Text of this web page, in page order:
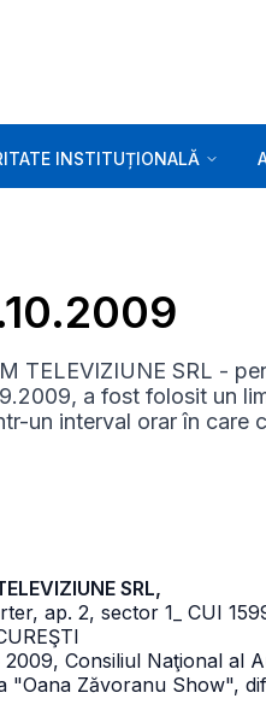
INSTITUȚIONALĂ
TELEVIZIUNE SRL -
a fost folosit un
un interval orar în care
SRL,
ap. 2, sector 1 _ CUI
Consiliul Naţional al
"Oana Zăvoranu Show",